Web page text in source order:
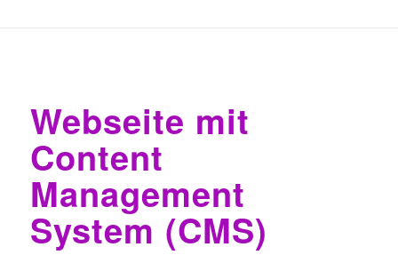
Webseite mit
Content
Management
System (CMS)